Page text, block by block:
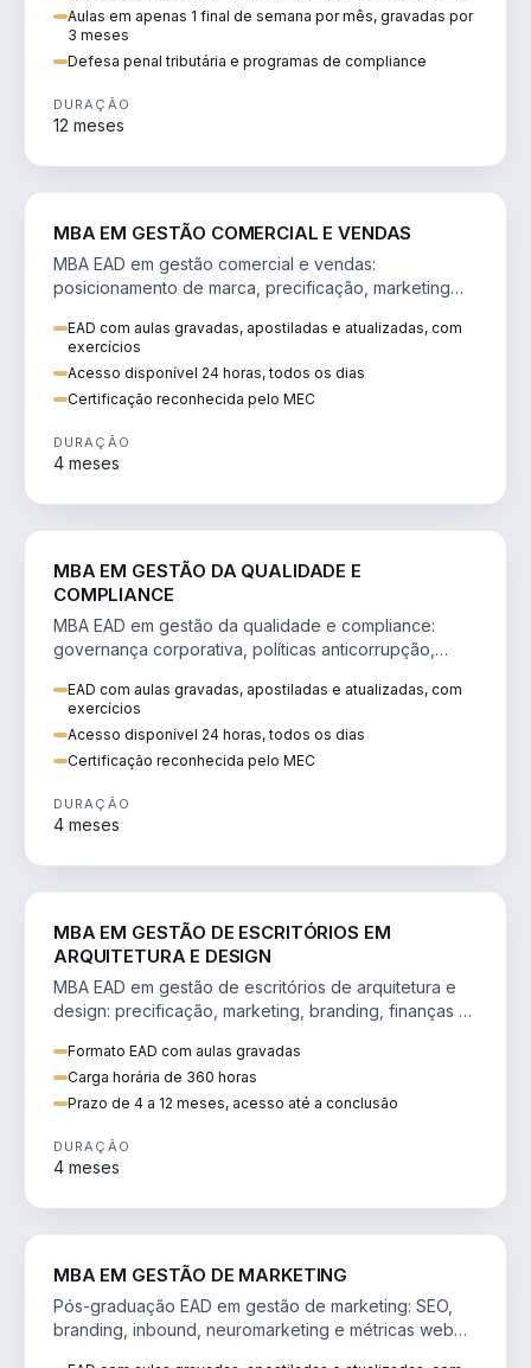
Aulas em apenas 1 final de semana por mês, gravadas por
3 meses
Defesa penal tributária e programas de compliance
DURAÇÃO
12 meses
MBA EM GESTÃO COMERCIAL E VENDAS
MBA EAD em gestão comercial e vendas:
posicionamento de marca, precificação, marketing
EAD com aulas gravadas, apostiladas e atualizadas, com
exercícios
Acesso disponível 24 horas, todos os dias
Certificação reconhecida pelo MEC
DURAÇÃO
4 meses
MBA EM GESTÃO DA QUALIDADE E
COMPLIANCE
MBA EAD em gestão da qualidade e compliance:
governança corporativa, políticas anticorrupção,
EAD com aulas gravadas, apostiladas e atualizadas, com
exercícios
Acesso disponível 24 horas, todos os dias
Certificação reconhecida pelo MEC
DURAÇÃO
4 meses
MBA EM GESTÃO DE ESCRITÓRIOS EM
ARQUITETURA E DESIGN
MBA EAD em gestão de escritórios de arquitetura e
design: precificação, marketing, branding, finanças e
Formato EAD com aulas gravadas
Carga horária de 360 horas
Prazo de 4 a 12 meses, acesso até a conclusão
DURAÇÃO
4 meses
MBA EM GESTÃO DE MARKETING
Pós-graduação EAD em gestão de marketing: SEO,
branding, inbound, neuromarketing e métricas web